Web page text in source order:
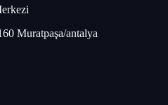
Muratpaşa/antalya